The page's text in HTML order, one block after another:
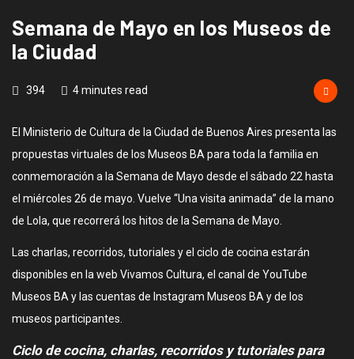
Semana de Mayo en los Museos de
la Ciudad
394 4 minutes read
El Ministerio de Cultura de la Ciudad de Buenos Aires presenta las
propuestas virtuales de los Museos BA para toda la familia en
conmemoración a la Semana de Mayo desde el sábado 22 hasta
el miércoles 26 de mayo. Vuelve “Una visita animada” de la mano
de Lola, que recorrerá los hitos de la Semana de Mayo.
Las charlas, recorridos, tutoriales y el ciclo de cocina estarán
disponibles en la web Vivamos Cultura, el canal de YouTube
Museos BA y las cuentas de Instagram Museos BA y de los
museos participantes.
Ciclo de cocina, charlas, recorridos y tutoriales para